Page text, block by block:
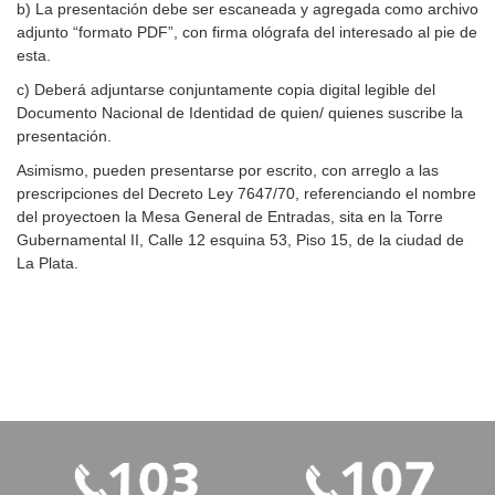
b) La presentación debe ser escaneada y agregada como archivo
adjunto “formato PDF”, con firma ológrafa del interesado al pie de
esta.
c) Deberá adjuntarse conjuntamente copia digital legible del
Documento Nacional de Identidad de quien/ quienes suscribe la
presentación.
Asimismo, pueden presentarse por escrito, con arreglo a las
prescripciones del Decreto Ley 7647/70, referenciando el nombre
del proyectoen la Mesa General de Entradas, sita en la Torre
Gubernamental II, Calle 12 esquina 53, Piso 15, de la ciudad de
La Plata.